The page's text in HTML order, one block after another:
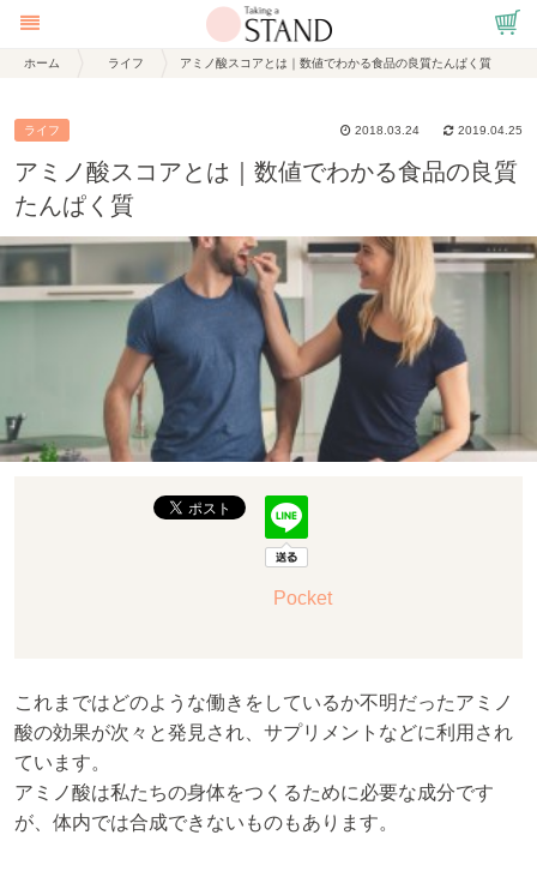
ホーム ライフ アミノ酸スコアとは｜数値でわかる食品の良質たんぱく質
ライフ 2019.04.25
2018.03.24
アミノ酸スコアとは｜数値でわかる食品の良質
たんぱく質
Pocket
これまではどのような働きをしているか不明だったアミノ
酸の効果が次々と発見され、サプリメントなどに利用され
ています。
アミノ酸は私たちの身体をつくるために必要な成分です
が、体内では合成できないものもあります。